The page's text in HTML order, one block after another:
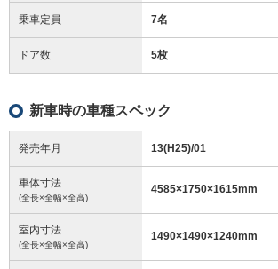
乗車定員 7名
ドア数 5枚
新車時の車種スペック
発売年月 13(H25)/01
車体寸法
(全長×全幅×全高)
4585×1750×1615mm
室内寸法
(全長×全幅×全高)
1490×1490×1240mm